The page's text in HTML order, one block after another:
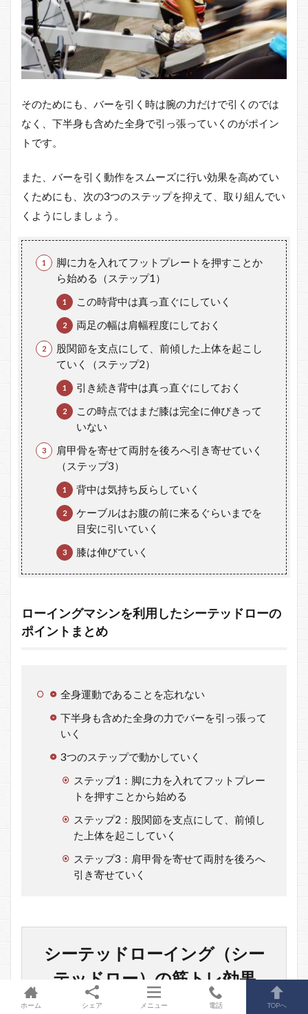
そのためにも、バーを引く時は腕の力だけで引くのでは
なく、下半身も含めた全身で引っ張っていくのがポイン
トです。
また、バーを引く動作をスムーズに行い効果を高めてい
くためにも、次の3つのステップを抑えて、取り組んでい
くようにしましょう。
脚に力を入れてフットプレートを押すことか
ら始める（ステップ1）
この時背中は真っ直ぐにしていく
両足の幅は肩幅程度にしておく
股関節を支点にして、前傾した上体を起こし
ていく（ステップ2）
引き続き背中は真っ直ぐにしておく
この時点ではまだ膝は完全に伸びきって
いない
肩甲骨を寄せて両肘を後ろへ引き寄せていく
（ステップ3）
背中は気持ち反らしていく
ケーブルはお腹の前に来るぐらいまでを
目安に引いていく
膝は伸びていく
ローイングマシンを利用したシーテッドローの
ポイントまとめ
全身運動であることを忘れない
下半身も含めた全身の力でバーを引っ張って
いく
3つのステップで動かしていく
ステップ1：脚に力を入れてフットプレー
トを押すことから始める
ステップ2：股関節を支点にして、前傾し
た上体を起こしていく
ステップ3：肩甲骨を寄せて両肘を後ろへ
引き寄せていく
シーテッドローイング（シー
テッドロー）の筋トレ効果
ホーム シェア メニュー 電話 TOPへ